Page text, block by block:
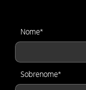
Nome*
Sobrenome*